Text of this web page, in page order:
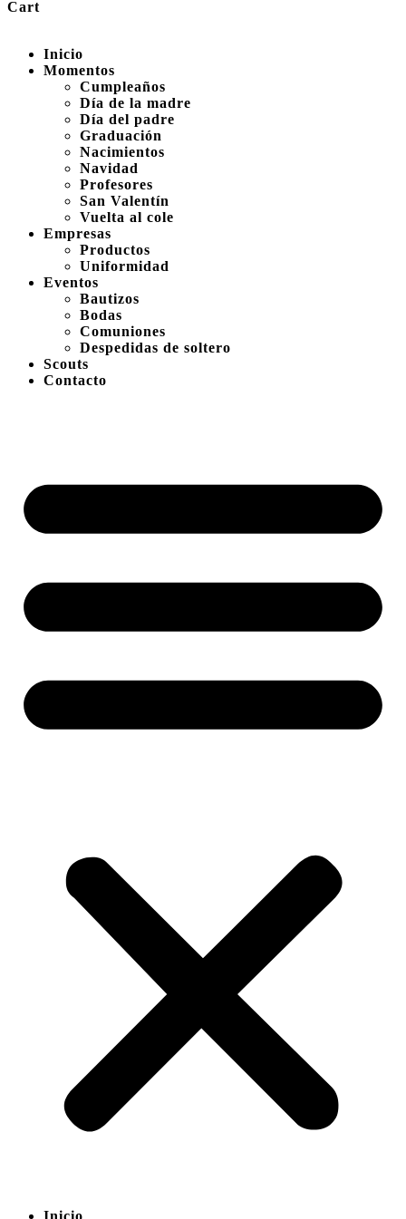
Cart
Inicio
Momentos
Cumpleaños
Día de la madre
Día del padre
Graduación
Nacimientos
Navidad
Profesores
San Valentín
Vuelta al cole
Empresas
Productos
Uniformidad
Eventos
Bautizos
Bodas
Comuniones
Despedidas de soltero
Scouts
Contacto
Inicio